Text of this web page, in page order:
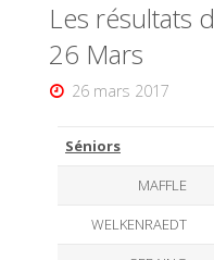
Les résultats
26 Mars
26 mars 2017
Séniors
MAFFLE
WELKENRAEDT